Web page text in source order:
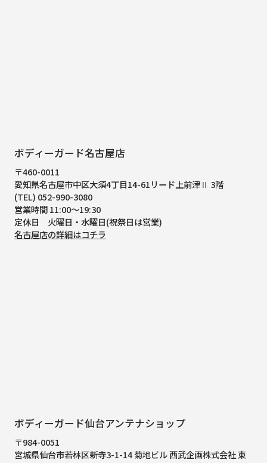
ボディーガード名古屋店
〒460-0011
愛知県名古屋市中区大須4丁目14-61リード上前津Ⅱ 3階
(TEL) 052-990-3080
営業時間 11:00～19:30
定休日 火曜日・水曜日(祝祭日は営業)
名古屋店の詳細はコチラ
ボディーガード仙台アンテナショップ
〒984-0051
宮城県仙台市若林区新寺3-1-14 菊地ビル 西武企画株式会社 東